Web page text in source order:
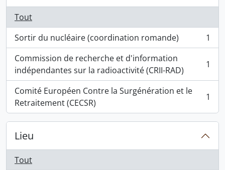
Tout
Sortir du nucléaire (coordination romande)
, 1 résultats
1
Commission de recherche et d'information
indépendantes sur la radioactivité (CRII-RAD)
, 1 résultats 1
Comité Européen Contre la Surgénération et le
Retraitement (CECSR)
, 1 résultats 1
Lieu
Tout